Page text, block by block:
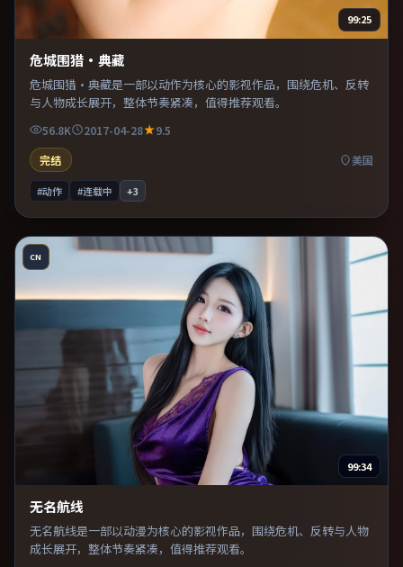
99:25
危城围猎·典藏
危城围猎·典藏是一部以动作为核心的影视作品，围绕危机、反转
与人物成长展开，整体节奏紧凑，值得推荐观看。
56.8K 2017-04-28
9.5
完结
美国
#动作 #连载中 +3
CN
99:34
无名航线
无名航线是一部以动漫为核心的影视作品，围绕危机、反转与人物
成长展开，整体节奏紧凑，值得推荐观看。